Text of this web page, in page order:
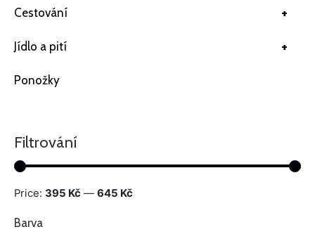
+
Cestování
+
Jídlo a pití
Ponožky
Filtrování
Price: 395 Kč — 645 Kč
Barva